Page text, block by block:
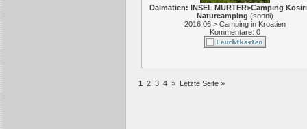
Dalmatien: INSEL MURTER>Camping
Naturcamping (sonni)
2016 06 > Camping in Kroatien
Kommentare: 0
1 2 3 4 » Letzte Seite »